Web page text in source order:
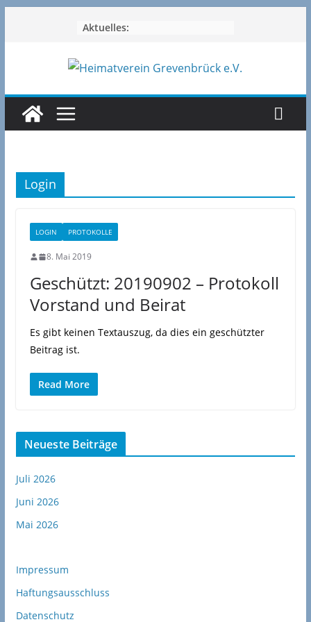
Aktuelles:
Login
LOGIN PROTOKOLLE
8. Mai 2019
Geschützt: 20190902 – Protokoll
Vorstand und Beirat
Es gibt keinen Textauszug, da dies ein geschützter
Beitrag ist.
Read More
Neueste Beiträge
Juli 2026
Juni 2026
Mai 2026
Impressum
Haftungsausschluss
Datenschutz